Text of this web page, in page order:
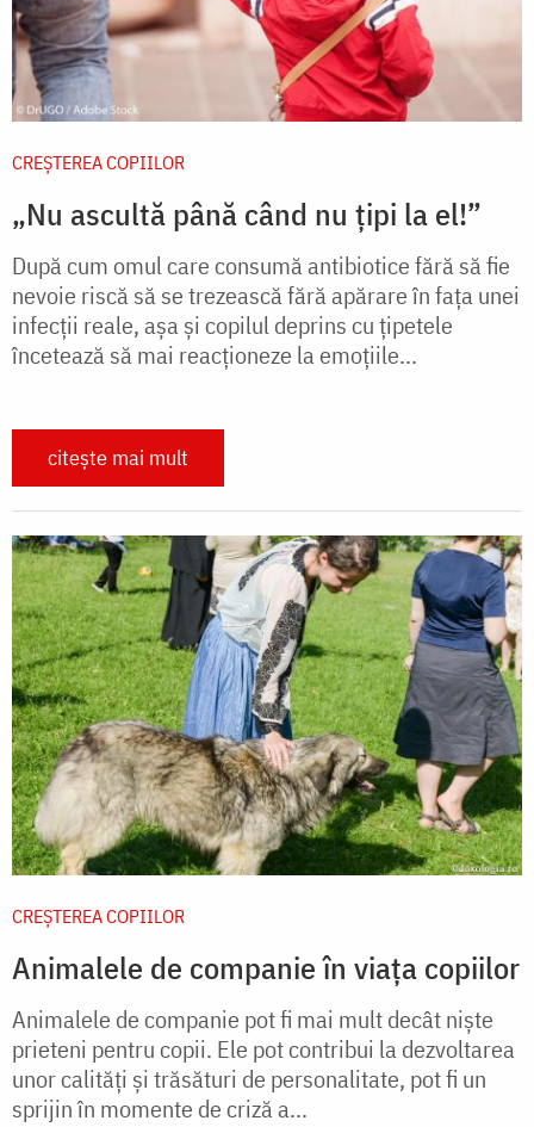
CREŞTEREA COPIILOR
„Nu ascultă până când nu țipi la el!”
După cum omul care consumă antibiotice fără să fie
nevoie riscă să se trezească fără apărare în fața unei
infecții reale, așa și copilul deprins cu țipetele
încetează să mai reacționeze la emoțiile...
citește mai mult
CREŞTEREA COPIILOR
Animalele de companie în viața copiilor
Animalele de companie pot fi mai mult decât nişte
prieteni pentru copii. Ele pot contribui la dezvoltarea
unor calităţi şi trăsături de personalitate, pot fi un
sprijin în momente de criză a...